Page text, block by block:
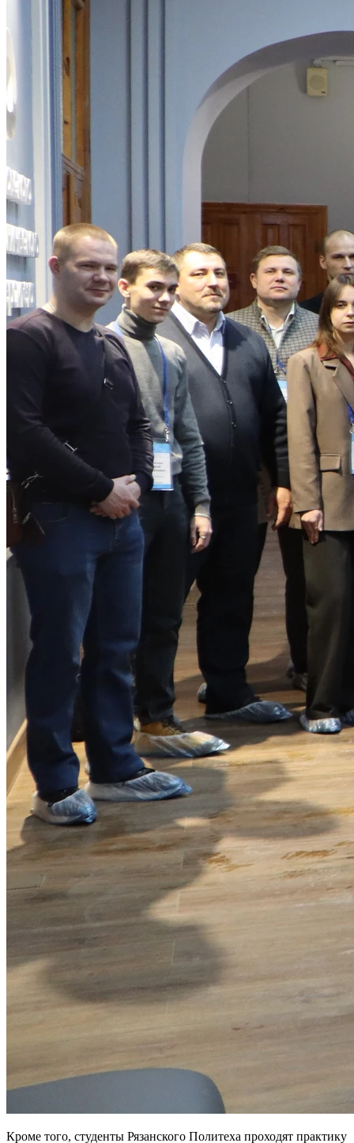
Кроме того, студенты Рязанского Политеха проходят практику